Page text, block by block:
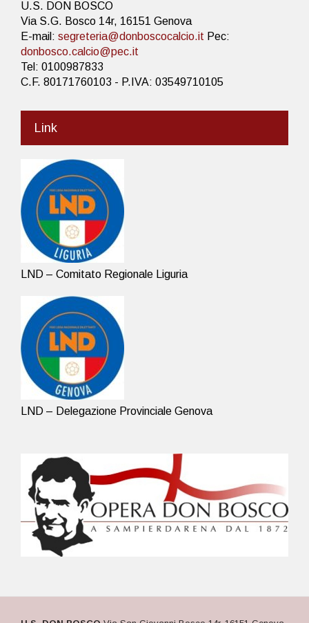
U.S. DON BOSCO
Via S.G. Bosco 14r, 16151 Genova
E-mail: segreteria@donboscocalcio.it Pec:
donbosco.calcio@pec.it
Tel: 0100987833
C.F. 80171760103 - P.IVA: 03549710105
Link
LND – Comitato Regionale Liguria
LND – Delegazione Provinciale Genova